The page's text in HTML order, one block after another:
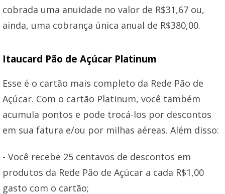
cobrada uma anuidade no valor de R$31,67 ou,
ainda, uma cobrança única anual de R$380,00.
Itaucard Pão de Açúcar Platinum
Esse é o cartão mais completo da Rede Pão de
Açúcar. Com o cartão Platinum, você também
acumula pontos e pode trocá-los por descontos
em sua fatura e/ou por milhas aéreas. Além disso:
- Você recebe 25 centavos de descontos em
produtos da Rede Pão de Açúcar a cada R$1,00
gasto com o cartão;